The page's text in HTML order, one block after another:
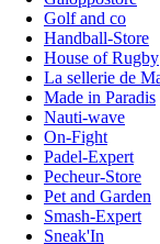
Golf and co
Handball-Store
House of Rugby
La sellerie de
Made in Paradis
Nauti-wave
On-Fight
Padel-Expert
Pecheur-Store
Pet and Garden
Smash-Expert
Sneak'In